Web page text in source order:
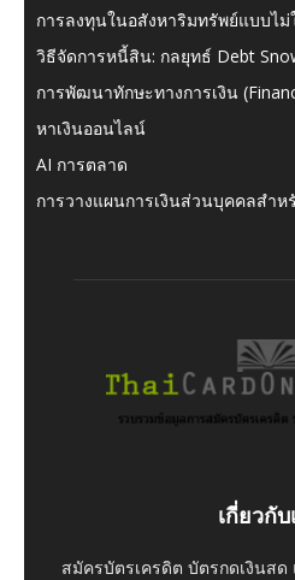
การลงทุนในอสังหาริมทรัพย์แบบไม่
วิธีจัดการหนี้สิน: กลยุทธ์ Debt
การพัฒนาทักษะทางการเงิน
หาเงินออนไลน์
AI การตลาด
การวางแผนการเงินส่วนบุคคลสำห
เกี่ยวกับ
สมัครบัตรเครดิต บัตรกดเงินส